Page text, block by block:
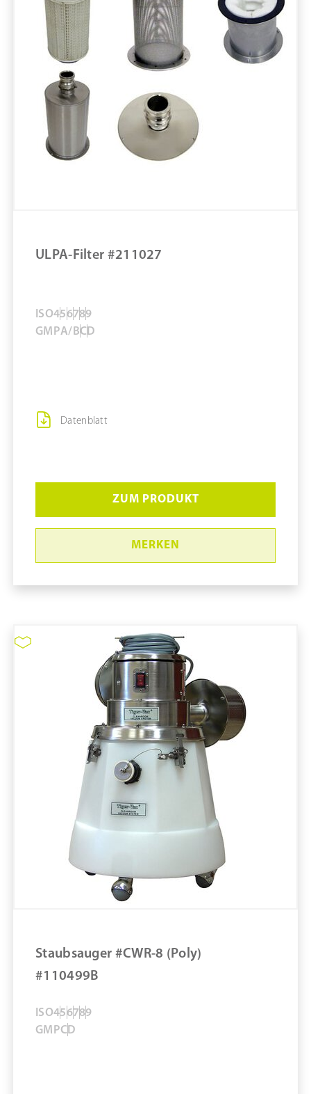
Material
Marke: Tiger-Vac
Art Staubsauger: Hand-/Tragegerät
Antistatisch
ESD-Eigenschaften
Tuchfilter
Staubsauger #MV-1CR (HH)
ULPA-Filter #211027
Datenblatt
ISO456789
GMPA/BC D
ZUM PRODUKT
MERKEN
ULPA-Filter #211027
pure11 Nr.: 1111012, Marke: Tiger-Vac
Größe STK
Material
Marke: Tiger-Vac
Art Staubsaugerfilter: ULPA-Filter
Filterleistung: 100 %
Passend für CR-4D
Passend für CWR-10 (4W)
ULPA-Filter #211027
ZUM PRODUKT
Staubsauger #CWR-8 (Poly)
#110499B
ISO456789
GMPC D